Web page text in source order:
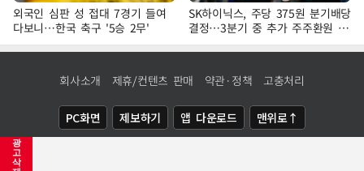
광
고
삭
외국인 심판 성 접대 7경기 들여
다보니…한국 축구 '5승 2무'
SK하이닉스, 주당 375원 분기배당
결정…3분기 중 추가 주주환원 발
표
회사소개 제휴/컨텐츠 판매 약관·정책 고충처리
PC화면 제보하기 앱 다운로드 맨위로↑